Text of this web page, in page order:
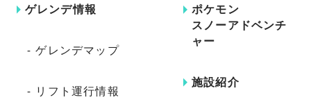
ゲレンデ情報
ゲレンデマップ
リフト運行情報
ポケモン
スノーアドベンチ
ャー
施設紹介